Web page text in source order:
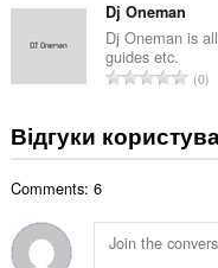
о
і
ю
в
і
в
к
с
о
н
ю
к
і
л
к
і
ь
а
ь
а
к
ь
к
Dj Oneman
Dj Oneman is
guides etc.
З
а
н
а
0
Відгуки
Comments: 6